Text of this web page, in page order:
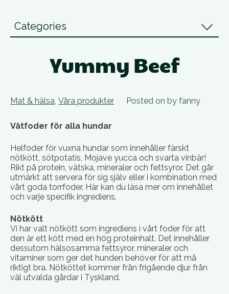
Categories
Yummy Beef
Mat & hälsa Våra produkter Posted on by fanny
Våtfoder för alla hundar
Helfoder för vuxna hundar som innehåller färskt
nötkött, sötpotatis, Mojave yucca och svarta vinbär!
Rikt på protein, vätska, mineraler och fettsyror. Det går
utmärkt att servera för sig själv eller i kombination med
vårt goda torrfoder. Här kan du läsa mer om innehållet
och varje specifik ingrediens.
Nötkött
Vi har valt nötkött som ingrediens i vårt foder för att
den är ett kött med en hög proteinhalt. Det innehåller
dessutom hälsosamma fettsyror, mineraler och
vitaminer som ger det hunden behöver för att må
riktigt bra. Nötköttet kommer från frigående djur från
väl utvalda gårdar i Tyskland.